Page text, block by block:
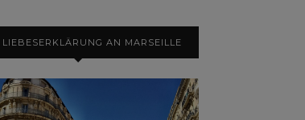
LIEBESERKLÄRUNG AN MARSEILLE